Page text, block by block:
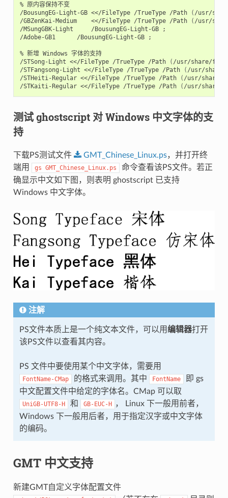
% 原内容保持不变
/BousungEG-Light-GB <</FileType /TrueType /Path
( /usr/
/GBZenKai-Medium    <</FileType /TrueType /Path
( /usr/
/MSungGBK-Light     /BousungEG-Light-GB
;
/Adobe-GB1      /BousungEG-Light-GB
;
% 新增 Windows 字体的支持
/STSong-Light <</FileType /TrueType /Path
( /usr/share/
/STFangsong-Light <</FileType /TrueType /Path
( /usr/
/STHeiti-Regular <</FileType /TrueType /Path
( /usr/share/
/STKaiti-Regular <</FileType /TrueType /Path
( /usr/share/
测试 ghostscript 对 Windows 中文字体的支
持
下载PS测试文件 GMT_Chinese_Linux.ps，并打开终
端用
gs GMT_Chinese_Linux.ps
命令查看该PS文件。若正
确显示中文如下图，则表明 ghostscript 已支持
Windows 中文字体。
注解
PS文件本质上是一个纯文本文件，可以用编辑器打开
该PS文件以查看其内容。
PS 文件中要使用某个中文字体，需要用
FontName-CMap 的格式来调用。其中 FontName
即 gs
中文配置文件中给定的字体名。CMap 可以取
UniGB-UTF8-H 和 GB-EUC-H
， Linux 下一般用前者，
Windows 下一般用后者，用于指定汉字或中文字体
的编码。
GMT 中文支持
新建GMT自定义字体配置文件